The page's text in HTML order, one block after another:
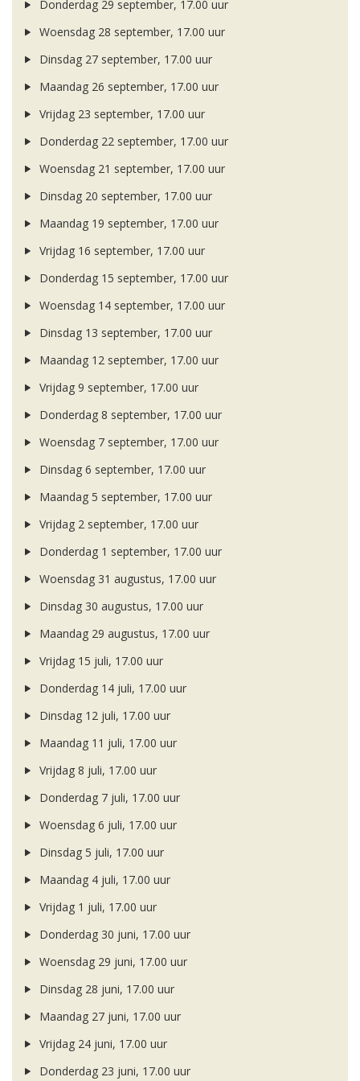
Donderdag 29 september, 17.00 uur
Woensdag 28 september, 17.00 uur
Dinsdag 27 september, 17.00 uur
Maandag 26 september, 17.00 uur
Vrijdag 23 september, 17.00 uur
Donderdag 22 september, 17.00 uur
Woensdag 21 september, 17.00 uur
Dinsdag 20 september, 17.00 uur
Maandag 19 september, 17.00 uur
Vrijdag 16 september, 17.00 uur
Donderdag 15 september, 17.00 uur
Woensdag 14 september, 17.00 uur
Dinsdag 13 september, 17.00 uur
Maandag 12 september, 17.00 uur
Vrijdag 9 september, 17.00 uur
Donderdag 8 september, 17.00 uur
Woensdag 7 september, 17.00 uur
Dinsdag 6 september, 17.00 uur
Maandag 5 september, 17.00 uur
Vrijdag 2 september, 17.00 uur
Donderdag 1 september, 17.00 uur
Woensdag 31 augustus, 17.00 uur
Dinsdag 30 augustus, 17.00 uur
Maandag 29 augustus, 17.00 uur
Vrijdag 15 juli, 17.00 uur
Donderdag 14 juli, 17.00 uur
Dinsdag 12 juli, 17.00 uur
Maandag 11 juli, 17.00 uur
Vrijdag 8 juli, 17.00 uur
Donderdag 7 juli, 17.00 uur
Woensdag 6 juli, 17.00 uur
Dinsdag 5 juli, 17.00 uur
Maandag 4 juli, 17.00 uur
Vrijdag 1 juli, 17.00 uur
Donderdag 30 juni, 17.00 uur
Woensdag 29 juni, 17.00 uur
Dinsdag 28 juni, 17.00 uur
Maandag 27 juni, 17.00 uur
Vrijdag 24 juni, 17.00 uur
Donderdag 23 juni, 17.00 uur